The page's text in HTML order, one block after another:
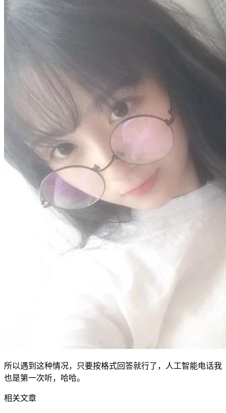
所以遇到这种情况，只要按格式回答就行了，人工智能电话我
也是第一次听，哈哈。
相关文章